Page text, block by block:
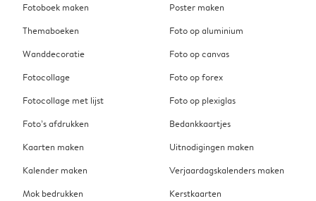
Fotoboek maken
Themaboeken
Wanddecoratie
Fotocollage
Fotocollage met lijst
Foto’s afdrukken
Kaarten maken
Kalender maken
Mok bedrukken
Poster maken
Foto op aluminium
Foto op canvas
Foto op forex
Foto op plexiglas
Bedankkaartjes
Uitnodigingen maken
Verjaardagskalenders maken
Kerstkaarten